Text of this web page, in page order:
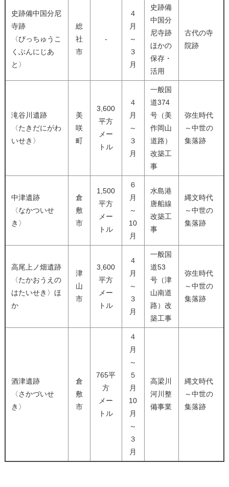
史跡備中国分尼
寺跡
〈びっちゅうこ
くぶんにじあ
と〉
総
社
市
-
４
月
～
３
月
史跡備
中国分
尼寺跡
ほかの
保存・
活用
古代の寺
院跡
滝谷川遺跡
〈たきだにがわ
いせき〉
美
咲
町
3,600
平方
メー
トル
４
月
～
３
月
一般国
道374
号（美
作岡山
道路）
改築工
事
弥生時代
～中世の
集落跡
中津遺跡
〈なかついせ
き〉
倉
敷
市
1,500
平方
メー
トル
６
月
～
10
月
水島港
唐船線
改築工
事
縄文時代
～中世の
集落跡
高尾上ノ畑遺跡
〈たかおうえの
はたいせき〉ほ
か
津
山
市
3,600
平方
メー
トル
４
月
～
３
月
一般国
道53
号（津
山南道
路）改
築工事
弥生時代
～中世の
集落跡
酒津遺跡
〈さかづいせ
き〉
倉
敷
市
765平
方
メー
トル
４
月
～
５
月
10
月
～
３
月
高梁川
河川整
備事業
縄文時代
～中世の
集落跡